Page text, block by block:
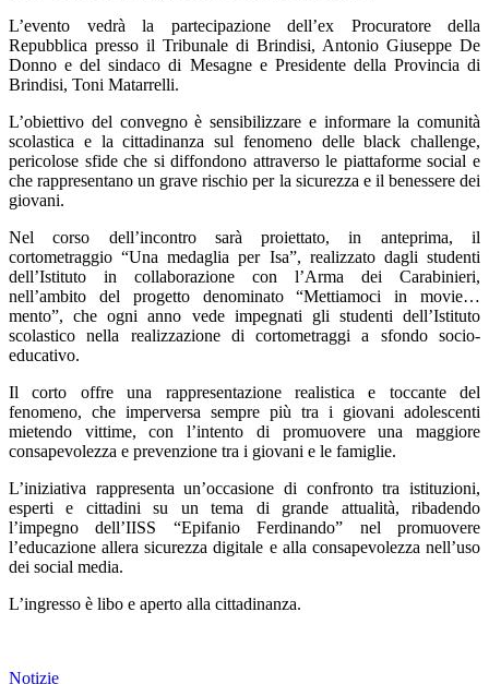
L’evento vedrà la partecipazione dell’ex Procuratore della
Repubblica presso il Tribunale di Brindisi, Antonio Giuseppe De
Donno e del sindaco di Mesagne e Presidente della Provincia di
Brindisi, Toni Matarrelli.
L’obiettivo del convegno è sensibilizzare e informare la comunità
scolastica e la cittadinanza sul fenomeno delle black challenge,
pericolose sfide che si diffondono attraverso le piattaforme social e
che rappresentano un grave rischio per la sicurezza e il benessere dei
giovani.
Nel corso dell’incontro sarà proiettato, in anteprima, il
cortometraggio “Una medaglia per Isa”, realizzato dagli studenti
dell’Istituto in collaborazione con l’Arma dei Carabinieri,
nell’ambito del progetto denominato “Mettiamoci in movie…
mento”, che ogni anno vede impegnati gli studenti dell’Istituto
scolastico nella realizzazione di cortometraggi a sfondo socio-
educativo.
Il corto offre una rappresentazione realistica e toccante del
fenomeno, che imperversa sempre più tra i giovani adolescenti
mietendo vittime, con l’intento di promuovere una maggiore
consapevolezza e prevenzione tra i giovani e le famiglie.
L’iniziativa rappresenta un’occasione di confronto tra istituzioni,
esperti e cittadini su un tema di grande attualità, ribadendo
l’impegno dell’IISS “Epifanio Ferdinando” nel promuovere
l’educazione allera sicurezza digitale e alla consapevolezza nell’uso
dei social media.
L’ingresso è libo e aperto alla cittadinanza.
Notizie